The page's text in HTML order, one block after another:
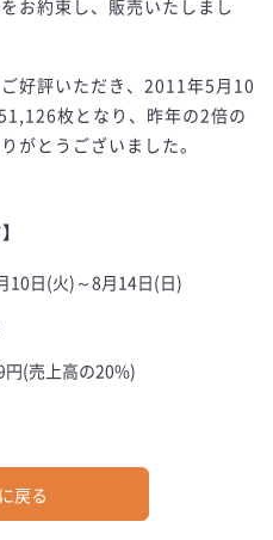
お約束し、販売いたしまし
好評いただき、2011年5月10
枚となり、昨年の2倍の
がとうございました。
10日(火)～8月14日(日)
(売上高の20%)
戻る